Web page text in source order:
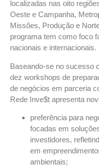
localizadas nas oito
Oeste e Campanha,
Missões, Produção e
programa tem como foco
nacionais e internacionais.
Baseando-se no sucesso
dez workshops de
de negócios em parceria
Rede Inve$t apresenta
preferência para
focadas em
investidores,
em
ambientais;